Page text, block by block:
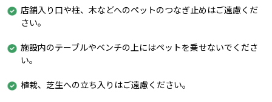
店舗入り口や柱、木などへのペットのつなぎ止めはご遠慮くだ
さい。
施設内のテーブルやベンチの上にはペットを乗せないでくださ
い。
植栽、芝生への立ち入りはご遠慮ください。